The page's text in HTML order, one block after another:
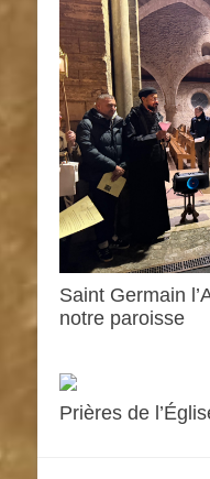
Saint Germain
notre paroisse
Prières de
0h00
2h00
3h00